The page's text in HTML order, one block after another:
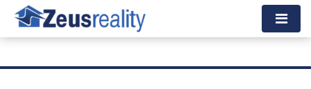
Tato nemovitost neexistuje, již nejspíš byla smazána.
Zpět na hlavní stranu.